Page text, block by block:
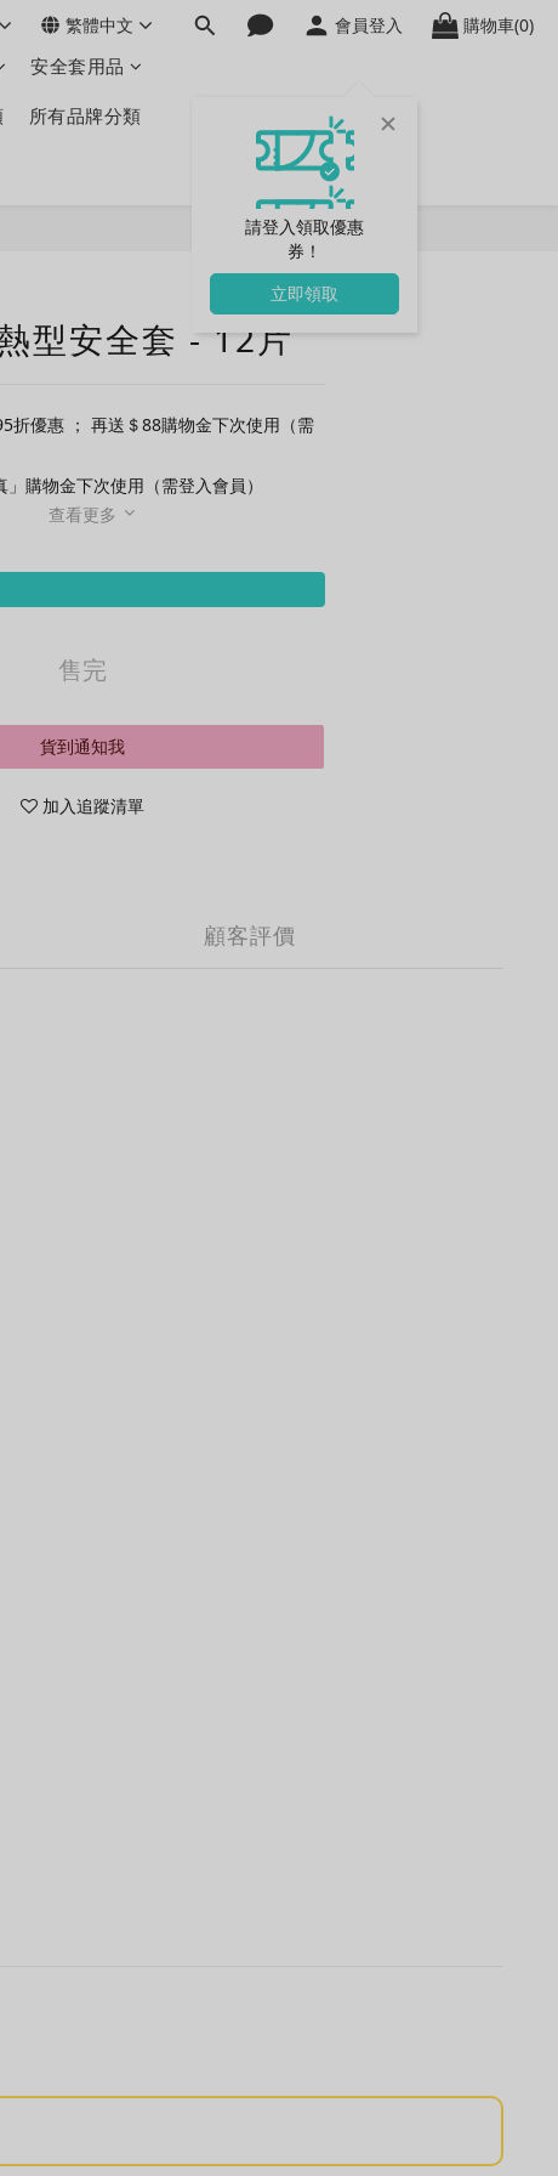
繁體中文 會員登入
請登入領取優惠
券！
立即領取
購物車(0)
安全套用品
所有品牌分類
型安全套 - 12片
折優惠 ； 再送＄88購物金下次使用（需
購物金下次使用（需登入會員）
查看更多
售完
貨到通知我
加入追蹤清單
顧客評價